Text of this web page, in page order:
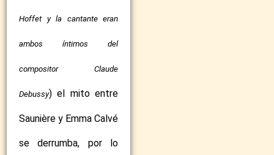
Hoffet y la cantante eran
ambos íntimos del
compositor Claude
Debussy) el mito entre
Saunière y Emma Calvé
se derrumba, por lo